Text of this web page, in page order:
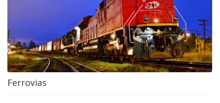
Ferrovias